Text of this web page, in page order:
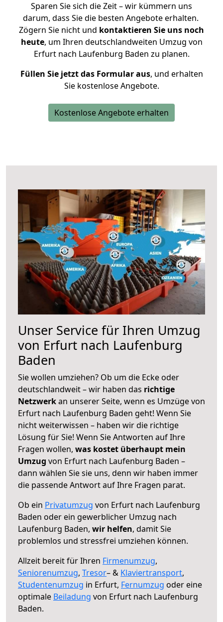
Sparen Sie sich die Zeit – wir kümmern uns
darum, dass Sie die besten Angebote erhalten.
Zögern Sie nicht und kontaktieren Sie uns noch
heute, um Ihren deutschlandweiten Umzug von
Erfurt nach Laufenburg Baden zu planen.
Füllen Sie jetzt das Formular aus, und erhalten
Sie kostenlose Angebote.
Kostenlose Angebote erhalten
Unser Service für Ihren Umzug
von Erfurt nach Laufenburg
Baden
Sie wollen umziehen? Ob um die Ecke oder
deutschlandweit – wir haben das richtige
Netzwerkan unserer Seite, wenn es Umzüge von
Erfurt nach Laufenburg Baden geht! Wenn Sie
nicht weiterwissen – haben wir die richtige
Lösung für Sie! Wenn Sie Antworten auf Ihre
Fragen wollen, was kostet überhaupt mein
Umzug von Erfurt nach Laufenburg Baden –
dann wählen Sie sie uns, denn wir haben immer
die passende Antwort auf Ihre Fragen parat.
Ob ein Privatumzug von Erfurt nach Laufenburg
Baden oder ein gewerblicher Umzug nach
Laufenburg Baden, wir helfen, damit Sie
problemlos und stressfrei umziehen können.
Allzeit bereit für Ihren Firmenumzug,
Seniorenumzug, Tresor– & Klaviertransport,
Studentenumzug in Erfurt, Fernumzug oder eine
optimale Beiladung von Erfurt nach Laufenburg
Baden.